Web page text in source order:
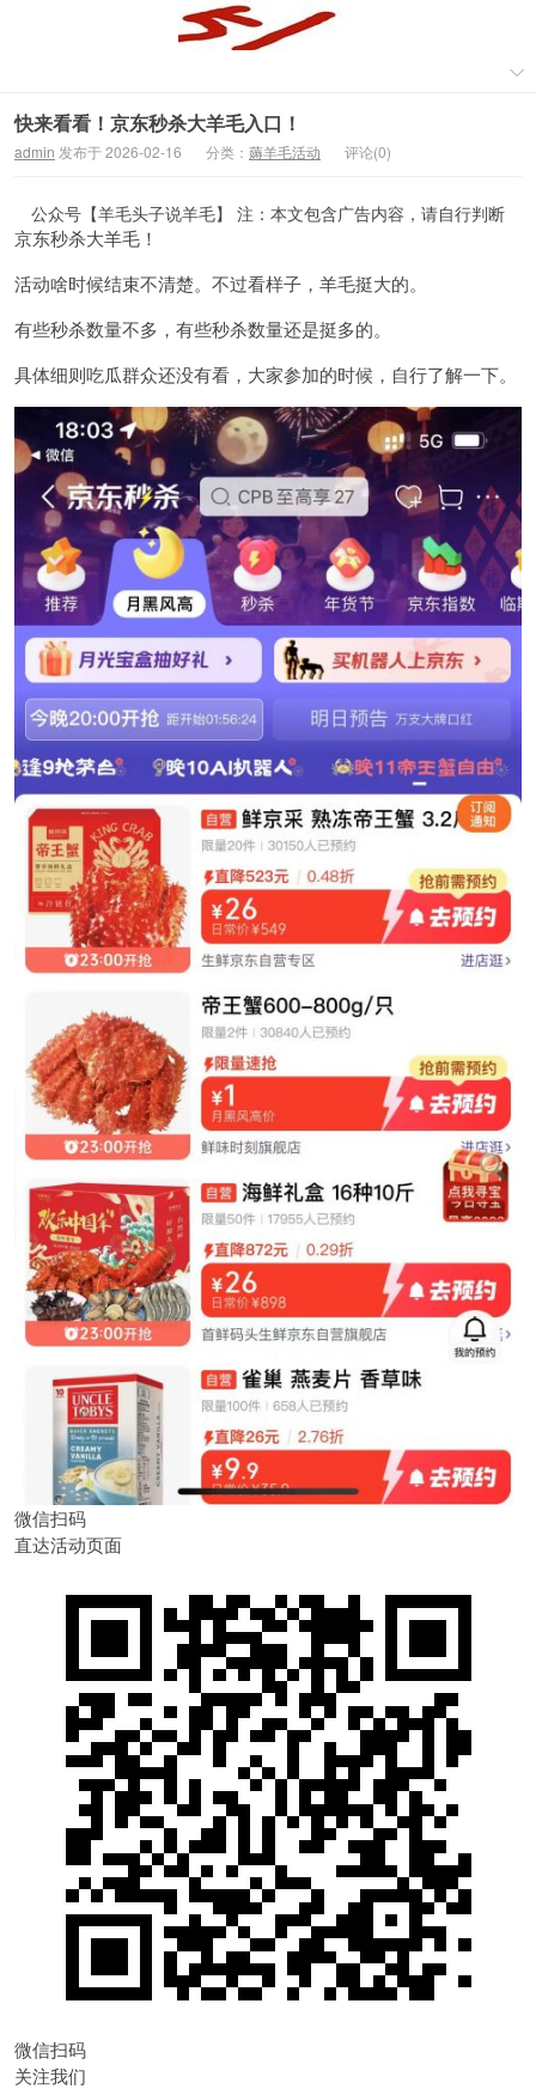
快来看看！京东秒杀大羊毛入口！
admin 发布于 2026-02-16 分类： 薅羊毛活动 评论(0)
公众号【羊毛头子说羊毛】 注：本文包含广告内容，请自行判断
京东秒杀大羊毛！
活动啥时候结束不清楚。不过看样子，羊毛挺大的。
有些秒杀数量不多，有些秒杀数量还是挺多的。
具体细则吃瓜群众还没有看，大家参加的时候，自行了解一下。
微信扫码
直达活动页面
微信扫码
关注我们